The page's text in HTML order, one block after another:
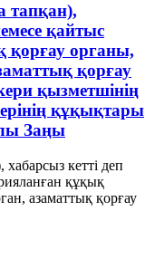
тапқан),
қайтыс
қорғау органы,
қорғау
қызметшінің
құқықтары
Заңы
кетті деп
құқық
азаматтық қорғау